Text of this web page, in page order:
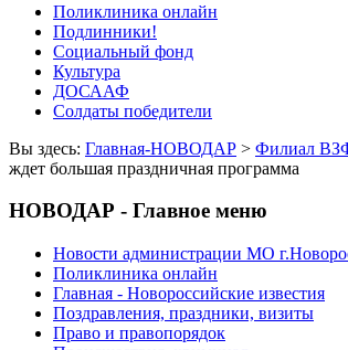
Поликлиника онлайн
Подлинники!
Социальный фонд
Культура
ДОСААФ
Солдаты победители
Вы здесь: Главная-НОВОДАР > Филиал
ждет большая праздничная программа
НОВОДАР - Главное меню
Новости администрации МО
Поликлиника онлайн
Главная - Новороссийские известия
Поздравления, праздники, визиты
Право и правопорядок